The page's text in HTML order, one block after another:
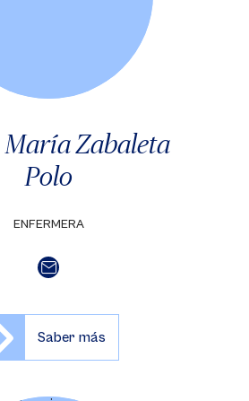
María Zabaleta
Polo
ENFERMERA
Saber más